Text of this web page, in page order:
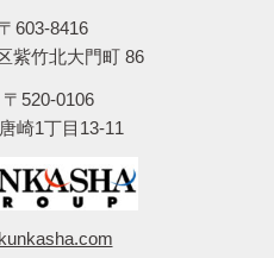
603-8416
紫竹北大門町 86
〒520-0106
崎1丁目13-11